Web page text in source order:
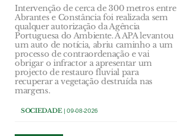
Intervenção de cerca de 300 metros entre
Abrantes e Constância foi realizada sem
qualquer autorização da Agência
Portuguesa do Ambiente. A APA levantou
um auto de notícia, abriu caminho a um
processo de contraordenação e vai
obrigar o infractor a apresentar um
projecto de restauro fluvial para
recuperar a vegetação destruída nas
margens.
SOCIEDADE| 09-08-2026